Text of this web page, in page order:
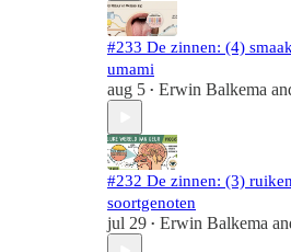
#233 De zinnen: (4)
umami
aug 5 • Erwin Balkema
#232 De zinnen: (3)
soortgenoten
jul 29 • Erwin Balkema